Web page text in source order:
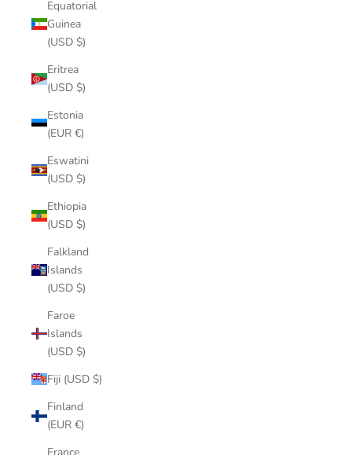
Equatorial
Guinea
(USD $)
Eritrea
(USD $)
Estonia
(EUR €)
Eswatini
(USD $)
Ethiopia
(USD $)
Falkland
Islands
(USD $)
Faroe
Islands
(USD $)
Fiji (USD $)
Finland
(EUR €)